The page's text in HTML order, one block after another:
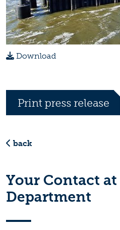
Download
Print press release
back
Your Contact at
Department